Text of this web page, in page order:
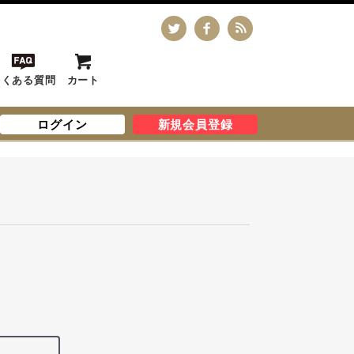
ある質問 カート
ログイン 新規会員登録